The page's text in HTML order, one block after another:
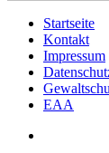
Startseite
Kontakt
Impressum
EAA